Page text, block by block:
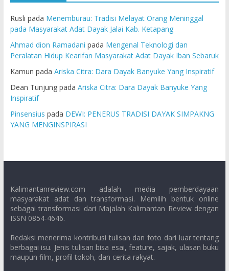
Rusli pada Menemburau: Tradisi Melayat Orang Meninggal
pada Masyarakat Adat Dayak Jalai Kab. Ketapang
Ahmad dion Ramadani pada Mengenal Teknologi dan
Peralatan Hidup Kearifan Masyarakat Adat Dayak Iban Sebaruk
Kamun pada Ariska Citra: Dara Dayak Banyuke Yang Inspiratif
Dean Tunjungpada Ariska Citra: Dara Dayak Banyuke Yang
Inspiratif
Pinsensius pada DEWI: PENERUS TRADISI DAYAK SIMPAKNG
YANG MENGINSPIRASI
Kalimantanreview.com adalah media pemberdayaan
masyarakat adat dan transformasi. Memilih bentuk online
sebagai transformasi dari Majalah Kalimantan Review dengan
ISSN 0854-4646.
Redaksi menerima kontribusi tulisan dan foto dari luar tentang
berbagai isu. Jenis tulisan bisa esai, feature, sajak, ulasan buku
maupun film, profil tokoh, dan cerita rakyat.